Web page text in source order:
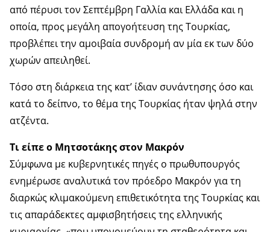
από πέρυσι τον Σεπτέμβρη Γαλλία και Ελλάδα και η
οποία, προς μεγάλη απογοήτευση της Τουρκίας,
προβλέπει την αμοιβαία συνδρομή αν μία εκ των δύο
χωρών απειληθεί.
Τόσο στη διάρκεια της κατ’ ίδιαν συνάντησης όσο και
κατά το δείπνο, το θέμα της Τουρκίας ήταν ψηλά στην
ατζέντα.
Τι είπε ο Μητσοτάκης στον Μακρόν
Σύμφωνα με κυβερνητικές πηγές ο πρωθυπουργός
ενημέρωσε αναλυτικά τον πρόεδρο Μακρόν για τη
διαρκώς κλιμακούμενη επιθετικότητα της Τουρκίας και
τις απαράδεκτες αμφισβητήσεις της ελληνικής